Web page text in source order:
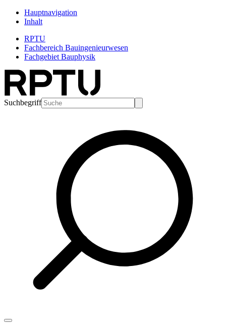
Hauptnavigation
Inhalt
RPTU
Fachbereich Bauingenieurwesen
Fachgebiet Bauphysik
Suchbegriff